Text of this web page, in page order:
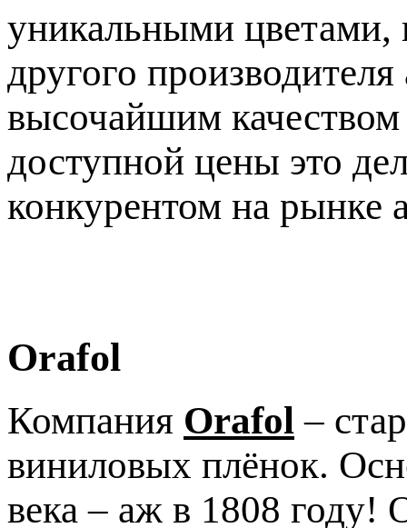
уникальными цветами,
другого
высочайшим
доступной цены это
конкурентом на рынке
Orafol
Компания Orafol –
виниловых плёнок.
века – аж в 1808 году!